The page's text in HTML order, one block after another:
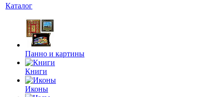
Каталог
Панно и картины
Книги
Иконы